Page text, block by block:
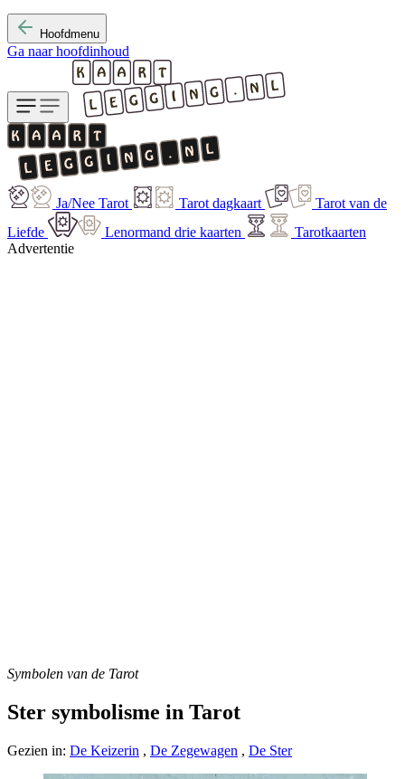
Hoofdmenu
Ga naar hoofdinhoud
Ja/Nee Tarot Tarot dagkaart
Tarot van de
Liefde
Lenormand drie kaarten
Tarotkaarten
Advertentie
Symbolen van de Tarot
Ster symbolisme in Tarot
Gezien in: De Keizerin , De Zegewagen , De Ster